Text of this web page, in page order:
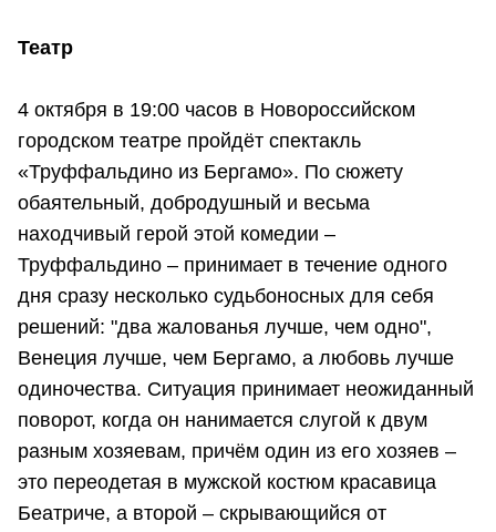
Театр
4 октября в 19:00 часов в Новороссийском
городском театре пройдёт спектакль
«Труффальдино из Бергамо». По сюжету
обаятельный, добродушный и весьма
находчивый герой этой комедии –
Труффальдино – принимает в течение одного
дня сразу несколько судьбоносных для себя
решений: "два жалованья лучше, чем одно",
Венеция лучше, чем Бергамо, а любовь лучше
одиночества. Ситуация принимает неожиданный
поворот, когда он нанимается слугой к двум
разным хозяевам, причём один из его хозяев –
это переодетая в мужской костюм красавица
Беатриче, а второй – скрывающийся от